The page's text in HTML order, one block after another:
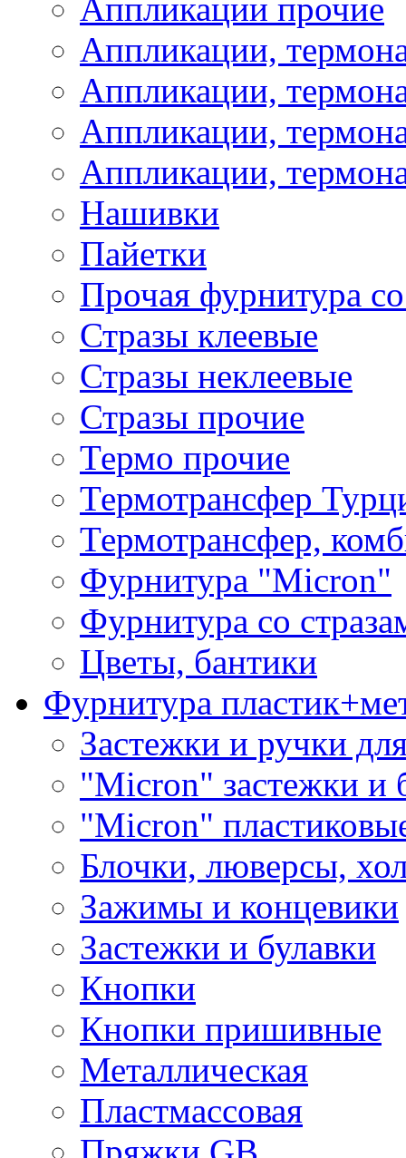
Аппликации прочие
Аппликации,
Аппликации,
Аппликации,
Аппликации,
Нашивки
Пайетки
Прочая фурнитура
Стразы клеевые
Стразы неклеевые
Стразы прочие
Термо прочие
Термотрансфер
Термотрансфер,
Фурнитура "Micron"
Фурнитура со
Цветы, бантики
Фурнитура
Застежки и ручки
"Micron" застежки и
"Micron"
Блочки, люверсы,
Зажимы и концевики
Застежки и булавки
Кнопки
Кнопки пришивные
Металлическая
Пластмассовая